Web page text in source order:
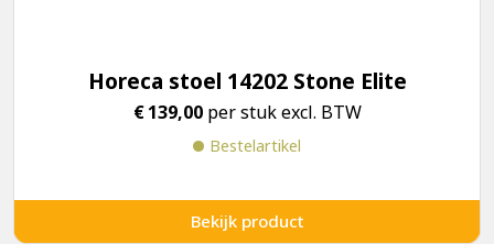
Horeca stoel 14202 Stone Elite
€ 139,00per stuk excl. BTW
Bestelartikel
Bekijk product